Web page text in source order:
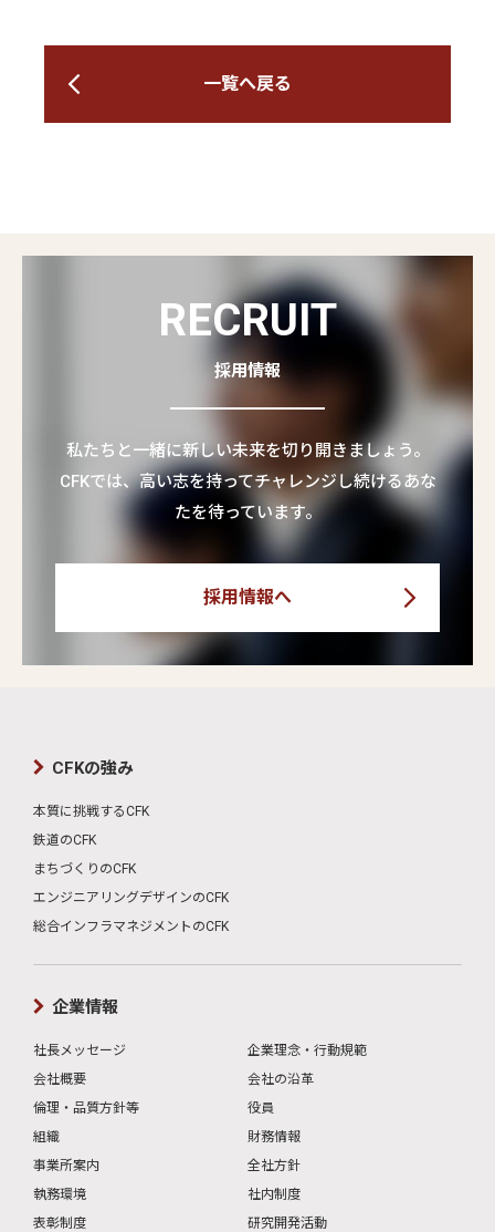
一覧へ戻る
RECRUIT
採用情報
私たちと一緒に新しい未来を切り開きましょう。
CFKでは、高い志を持ってチャレンジし続けるあな
たを待っています。
採用情報へ
CFKの強み
本質に挑戦するCFK
鉄道のCFK
まちづくりのCFK
エンジニアリングデザインのCFK
総合インフラマネジメントのCFK
企業情報
社長メッセージ
企業理念・行動規範
会社概要
会社の沿革
倫理・品質方針等
役員
組織
財務情報
事業所案内
全社方針
執務環境
社内制度
表彰制度
研究開発活動